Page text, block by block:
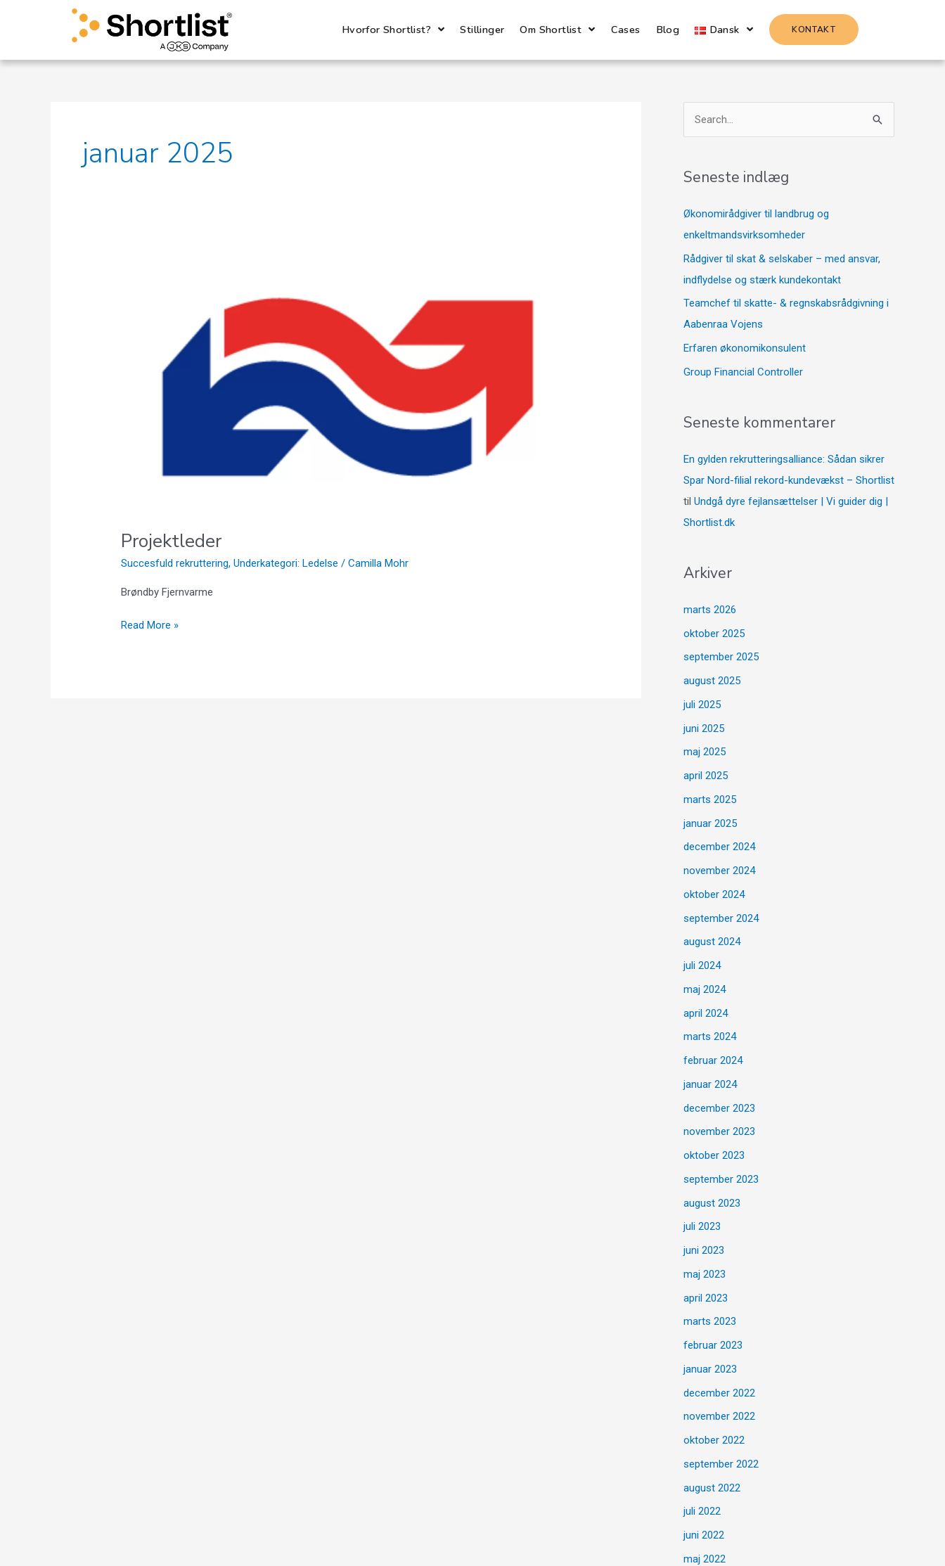
Hvorfor Shortlist? Stillinger Om Shortlist Cases Blog Dansk KONTAKT
januar 2025
Projektleder
Succesfuld rekruttering,Underkategori: Ledelse /Camilla Mohr
Brøndby Fjernvarme
Read More »
e
f
Seneste indlæg
Økonomirådgiver til landbrug og
enkeltmandsvirksomheder
Rådgiver til skat & selskaber – med ansvar,
indflydelse og stærk kundekontakt
Teamchef til skatte- & regnskabsrådgivning i
Aabenraa Vojens
Erfaren økonomikonsulent
Group Financial Controller
Seneste kommentarer
En gylden rekrutteringsalliance: Sådan sikrer
Spar Nord-filial rekord-kundevækst – Shortlist
til Undgå dyre fejlansættelser | Vi guider dig |
Shortlist.dk
Arkiver
marts 2026
oktober 2025
september 2025
august 2025
juli 2025
juni 2025
maj 2025
april 2025
marts 2025
januar 2025
december 2024
november 2024
oktober 2024
september 2024
august 2024
juli 2024
maj 2024
april 2024
marts 2024
februar 2024
januar 2024
december 2023
november 2023
oktober 2023
september 2023
august 2023
juli 2023
juni 2023
maj 2023
april 2023
marts 2023
februar 2023
januar 2023
december 2022
november 2022
oktober 2022
september 2022
august 2022
juli 2022
juni 2022
maj 2022